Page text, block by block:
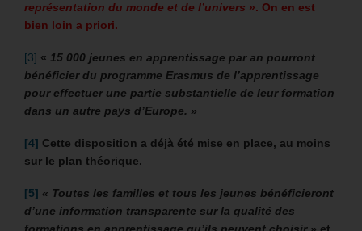
représentation du monde et de l’univers ». On en est
bien loin a priori.
[3] « 15 000 jeunes en apprentissage par an pourront
bénéficier du programme Erasmus de l’apprentissage
pour effectuer une partie substantielle de leur formation
dans un autre pays d’Europe. »
[4] Cette disposition a déjà été mise en place, au moins
sur le plan théorique.
[5] « Toutes les familles et tous les jeunes bénéficieront
d’une information transparente sur la qualité des